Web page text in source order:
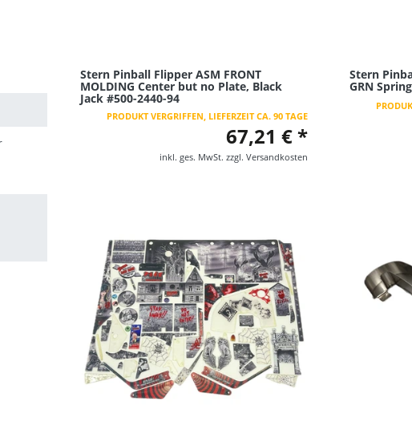
Stern Pinball Flipper ASM FRONT
MOLDING Center but no Plate, Black
Jack #500-2440-94
PRODUKT VERGRIFFEN, LIEFERZEIT CA. 90 TAGE
67,21 € *
inkl. ges. MwSt. zzgl. Versandkosten
Stern
GRN